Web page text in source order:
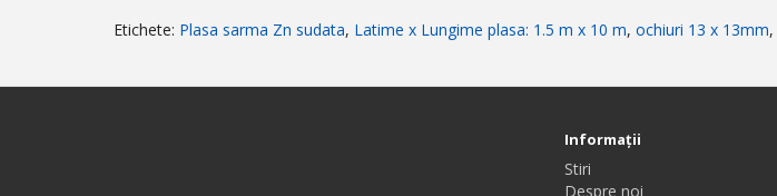
Etichete: Plasa sarma Zn sudata, Latime x Lungime plasa: 1.5 m x 10 m, ochiuri 13 x 13mm,
Informaţii
Stiri
Despre noi